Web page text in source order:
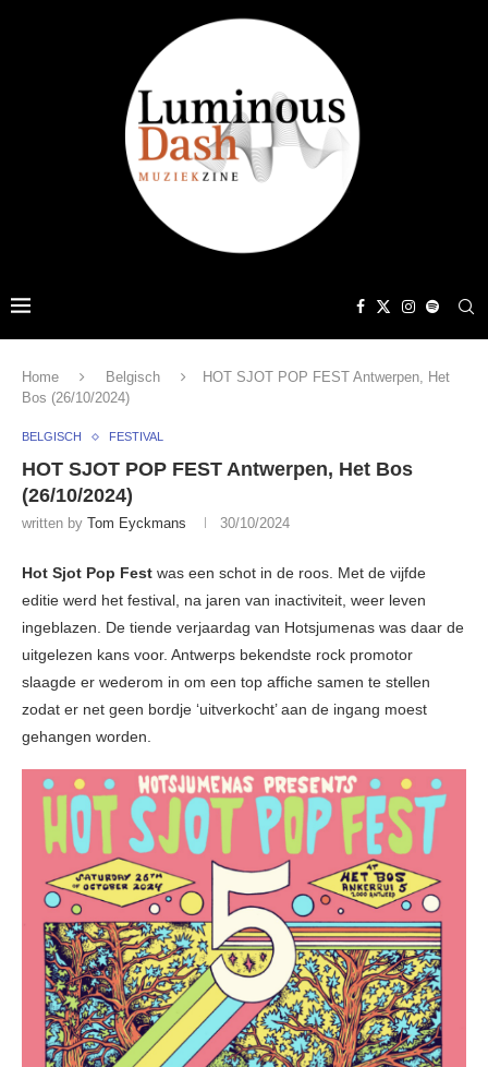
Home Belgisch
HOT SJOT POP FEST Antwerpen, Het
Bos (26/10/2024)
BELGISCH FESTIVAL
HOT SJOT POP FEST Antwerpen, Het Bos
(26/10/2024)
written by Tom Eyckmans 30/10/2024
Hot Sjot Pop Fest was een schot in de roos. Met de vijfde
editie werd het festival, na jaren van inactiviteit, weer leven
ingeblazen. De tiende verjaardag van Hotsjumenas was daar de
uitgelezen kans voor. Antwerps bekendste rock promotor
slaagde er wederom in om een top affiche samen te stellen
zodat er net geen bordje ‘uitverkocht’ aan de ingang moest
gehangen worden.